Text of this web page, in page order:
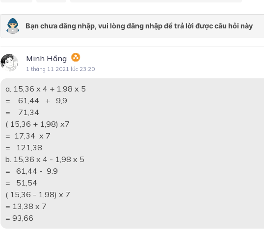
Minh Hồng
1 tháng 11 2021 lúc 23:20
a. 15,36 x 4 + 1,98 x 5
= 61,44 + 9,9
= 71,34
( 15,36 + 1,98) x7
= 17,34 x 7
= 121,38
b. 15,36 x 4 - 1,98 x 5
= 61,44 - 9.9
= 51,54
( 15,36 - 1,98) x 7
= 13,38 x 7
= 93,66